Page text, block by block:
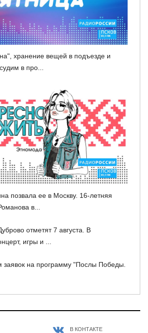
хранение вещей в подъезде и
в про...
позвала ее в Москву. 16-летняя
в...
отметят 7 августа. В
игры и ...
заявок на программу "Послы Победы.
В КОНТАКТЕ